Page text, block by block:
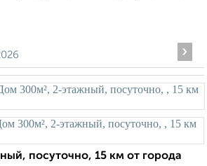
›
посуточно, 15 км от города